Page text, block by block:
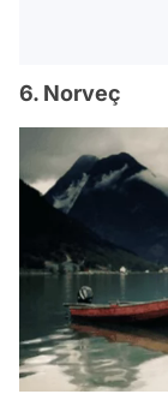
6. Norveç